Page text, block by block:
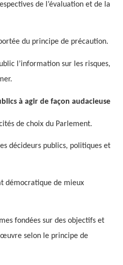
de l’évaluation et de la
du principe de précaution.
l’information sur les risques,
à agir de façon audacieuse
de choix du Parlement.
décideurs publics, politiques et
démocratique de mieux
fondées sur des objectifs et
selon le principe de